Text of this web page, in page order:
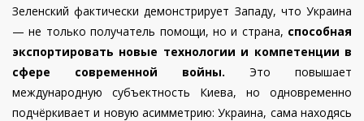
Зеленский фактически демонстрирует Западу, что Украина
— не только получатель помощи, но и страна, способная
экспортировать новые технологии и компетенции в
сфере современной войны. Это повышает
международную субъектность Киева, но одновременно
подчёркивает и новую асимметрию: Украина, сама находясь